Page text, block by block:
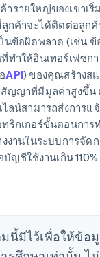
รายใหญ่ของเขาเริ่
ลูกค้าจะได้ติดต่อลูก
นข้อผิดพลาด (เช่น
ทําให้อินเทอร์เฟซก
API) ของคุณสร้างส
สัญญาที่มีมูลค่าสูงขึ้น
ไลน์สามารถส่งการแ
ริกเกอร์ขั้นตอนการ
งงานในระบบการจั
บัญชีใช้งานเกิน
นี้มีไว้เพื่อให้ข้อ
องกง ประเทศจีน